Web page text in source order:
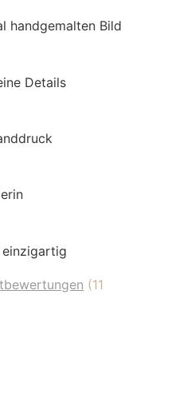
handgemalten Bild
Details
einzigartig
(11